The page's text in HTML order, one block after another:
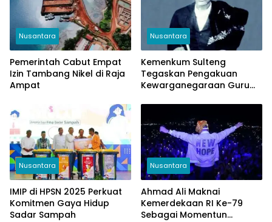
Nusantara
Pemerintah Cabut Empat
Izin Tambang Nikel di Raja
Ampat
Nusantara
Kemenkum Sulteng
Tegaskan Pengakuan
Kewarganegaraan Guru
Nusantara
IMIP di HPSN 2025 Perkuat
Komitmen Gaya Hidup
Sadar Sampah
Nusantara
Ahmad Ali Maknai
Kemerdekaan RI Ke-79
Sebagai Momentun